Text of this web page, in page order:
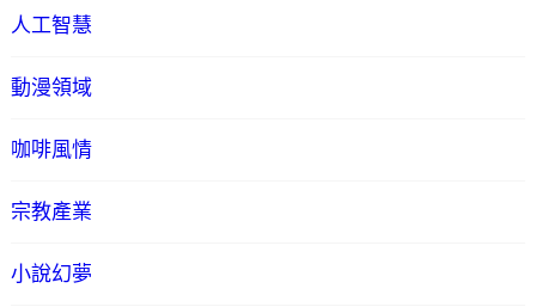
人工智慧
動漫領域
咖啡風情
宗教產業
小說幻夢